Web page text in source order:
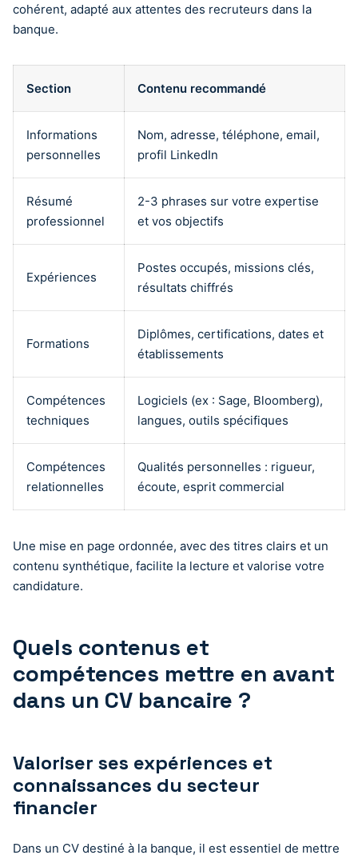
cohérent, adapté aux attentes des recruteurs dans la
banque.
Section Contenu recommandé
Informations
personnelles
Nom, adresse, téléphone, email,
profil LinkedIn
Résumé
professionnel
2-3 phrases sur votre expertise
et vos objectifs
Expériences
Postes occupés, missions clés,
résultats chiffrés
Formations
Diplômes, certifications, dates et
établissements
Compétences
techniques
Logiciels (ex : Sage, Bloomberg),
langues, outils spécifiques
Compétences
relationnelles
Qualités personnelles : rigueur,
écoute, esprit commercial
Une mise en page ordonnée, avec des titres clairs et un
contenu synthétique, facilite la lecture et valorise votre
candidature.
Quels contenus et
compétences mettre en avant
dans un CV bancaire ?
Valoriser ses expériences et
connaissances du secteur
financier
Dans un CV destiné à la banque, il est essentiel de mettre